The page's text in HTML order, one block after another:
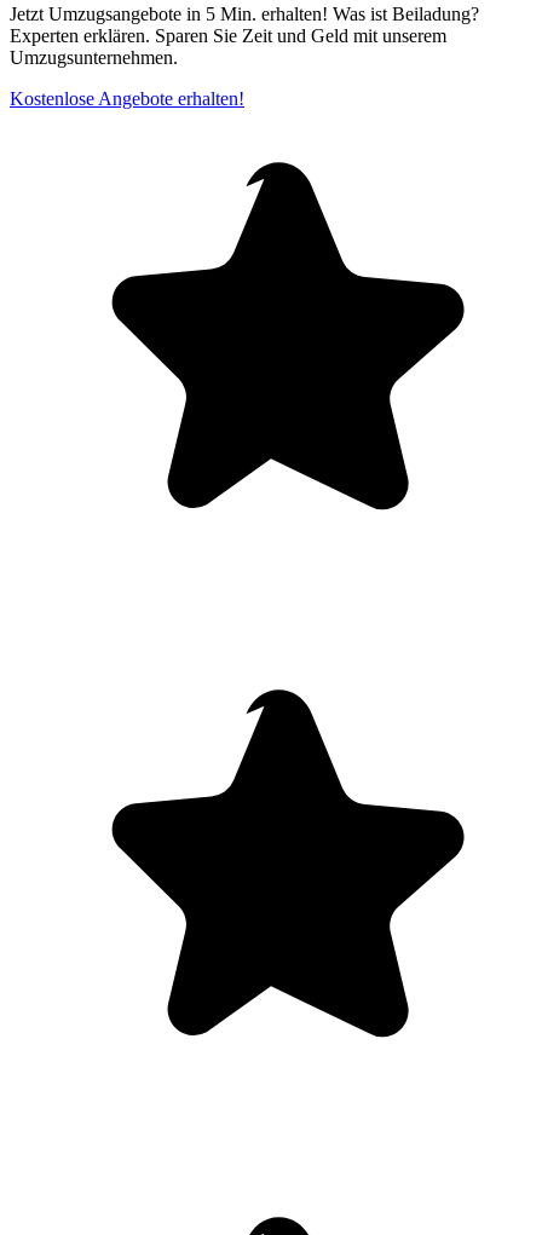
Jetzt Umzugsangebote in 5 Min. erhalten! Was ist Beiladung?
Experten erklären. Sparen Sie Zeit und Geld mit unserem
Umzugsunternehmen.
Kostenlose Angebote erhalten!